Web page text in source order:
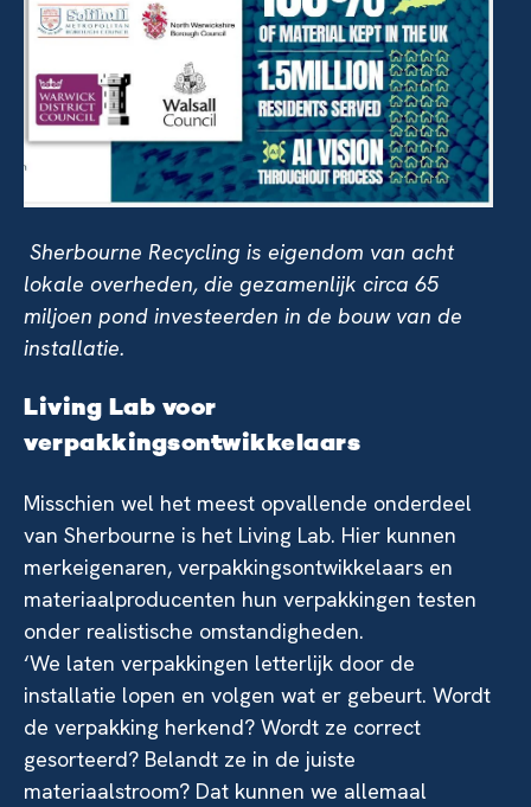
Sherbourne Recycling is eigendom van acht
lokale overheden, die gezamenlijk circa 65
miljoen pond investeerden in de bouw van de
installatie.
Living Lab voor
verpakkingsontwikkelaars
Misschien wel het meest opvallende onderdeel
van Sherbourne is het Living Lab. Hier kunnen
merkeigenaren, verpakkingsontwikkelaars en
materiaalproducenten hun verpakkingen testen
onder realistische omstandigheden.
‘We laten verpakkingen letterlijk door de
installatie lopen en volgen wat er gebeurt. Wordt
de verpakking herkend? Wordt ze correct
gesorteerd? Belandt ze in de juiste
materiaalstroom? Dat kunnen we allemaal